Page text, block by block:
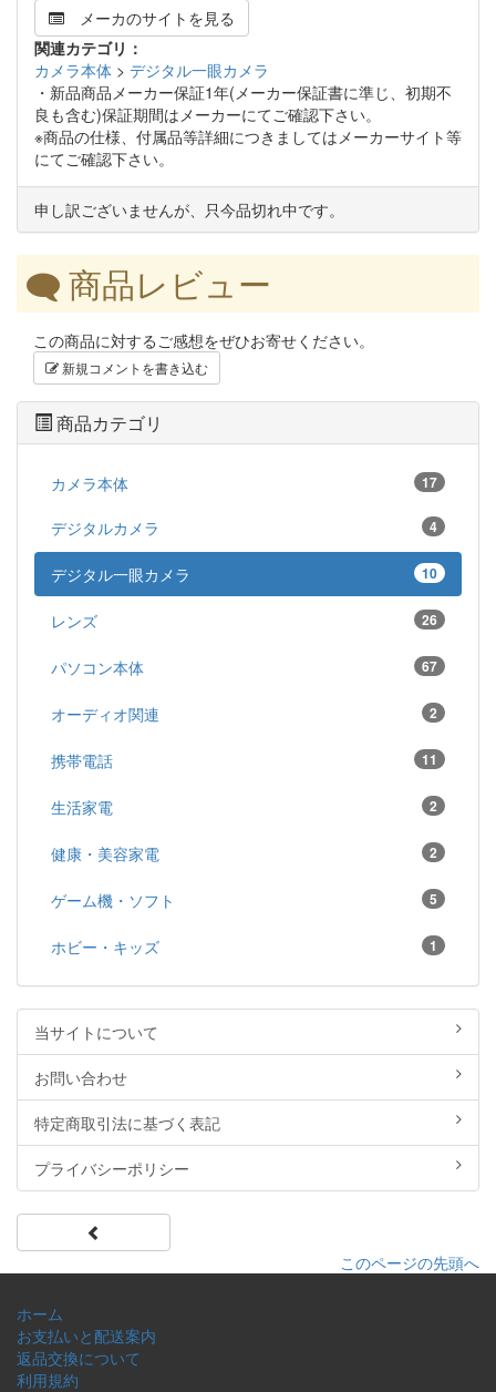
メーカのサイトを見る
関連カテゴリ：
カメラ本体 > デジタル一眼カメラ
・新品商品メーカー保証1年(メーカー保証書に準じ、初期不
良も含む)保証期間はメーカーにてご確認下さい。
※商品の仕様、付属品等詳細につきましてはメーカーサイト等
にてご確認下さい。
申し訳ございませんが、只今品切れ中です。
商品レビュー
この商品に対するご感想をぜひお寄せください。
新規コメントを書き込む
商品カテゴリ
カメラ本体 17
デジタルカメラ 4
デジタル一眼カメラ 10
レンズ 26
パソコン本体 67
オーディオ関連 2
携帯電話 11
生活家電 2
健康・美容家電 2
ゲーム機・ソフト 5
ホビー・キッズ 1
当サイトについて
お問い合わせ
特定商取引法に基づく表記
プライバシーポリシー
このページの先頭へ
ホーム
お支払いと配送案内
返品交換について
利用規約